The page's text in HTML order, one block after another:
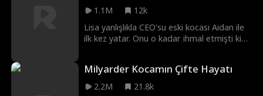
1.1M
12k
Lisa yanlışlıkla CEO'su eski kocası Aidan ile
ilk kez yatar. Onu o kadar ihmal etmişti ki
sekreteri olarak işe alır ve onun peşine
düşer! Onu geri alacak mı?
Milyarder Kocamın Çifte Hayatı
2.2M
21.8k